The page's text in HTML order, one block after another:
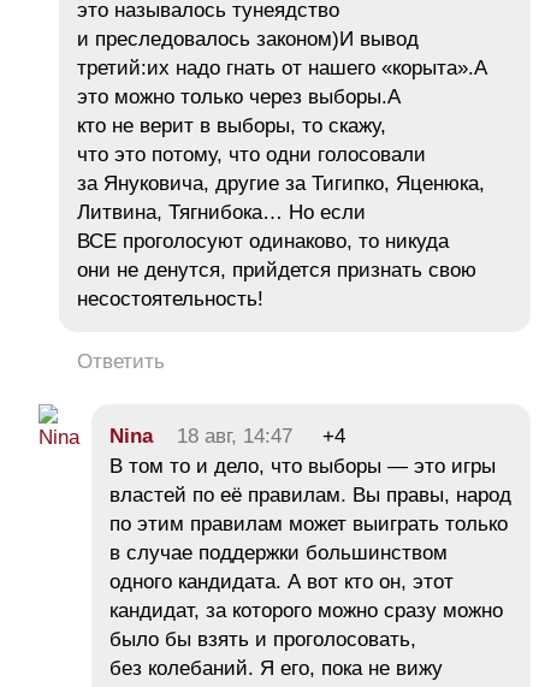
это называлось тунеядство
и преследовалось законом)И вывод
третий:их надо гнать от нашего «корыта».А
это можно только через выборы.А
кто не верит в выборы, то скажу,
что это потому, что одни голосовали
за Януковича, другие за Тигипко, Яценюка,
Литвина, Тягнибока… Но если
ВСЕ проголосуют одинаково, то никуда
они не денутся, прийдется признать свою
несостоятельность!
Ответить
Nina 18 авг, 14:47
+4
В том то и дело, что выборы — это игры
властей по её правилам. Вы правы, народ
по этим правилам может выиграть только
в случае поддержки большинством
одного кандидата. А вот кто он, этот
кандидат, за которого можно сразу можно
было бы взять и проголосовать,
без колебаний. Я его, пока не вижу